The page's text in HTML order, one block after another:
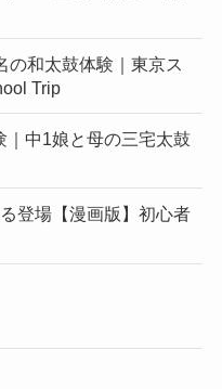
の和太鼓体験｜東京ス
Trip
｜中1娘と母の三宅太鼓
登場【漫画版】初心者